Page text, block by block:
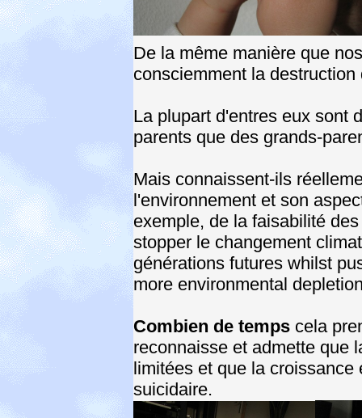
De la même manière que
consciemment la destruction
La plupart d'entres eux sont
parents que des grands-
Mais connaissent-ils
l'environnement et son
exemple, de la faisabilité
stopper le changement
générations futures whilst
more environmental
Combien de temps cela
reconnaisse et admette que
limitées et que la
suicidaire.